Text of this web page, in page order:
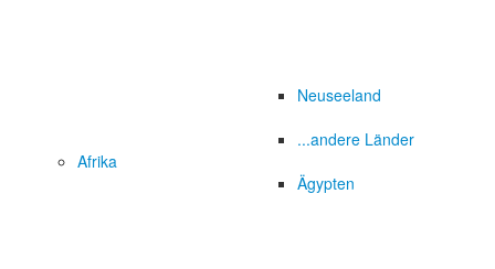
Neuseeland
...andere Länder
Afrika
Ägypten